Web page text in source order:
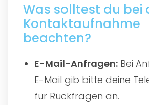
Was solltest du bei
Kontaktaufnahme
beachten?
E-Mail-Anfragen: Bei
E-Mail gib bitte deine
für Rückfragen an.